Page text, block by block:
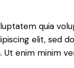
quia
elit, sed
Ut enim minim